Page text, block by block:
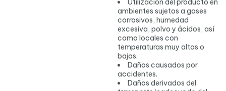
ambientes sujetos a gases
corrosivos, humedad
excesiva, polvo y ácidos, así
como locales con
temperaturas muy altas o
bajas.
Daños causados por
accidentes.
Daños derivados del